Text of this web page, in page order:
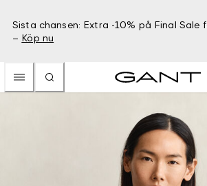
Sista chansen: Extra -10% på Final Sale
– Köp nu